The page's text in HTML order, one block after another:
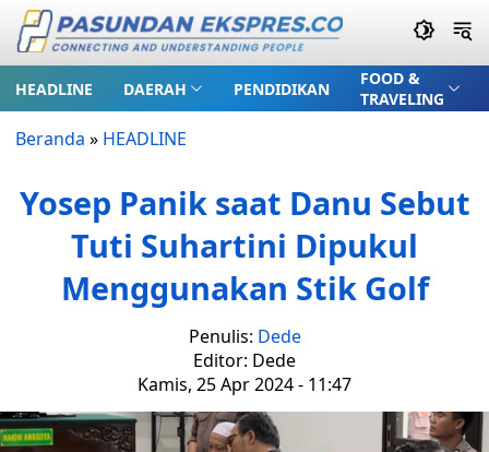
HEADLINE DAERAH PENDIDIKAN
FOOD &
TRAVELING
Beranda » HEADLINE
Yosep Panik saat Danu Sebut
Tuti Suhartini Dipukul
Menggunakan Stik Golf
Penulis: Dede
Editor: Dede
Kamis, 25 Apr 2024 - 11:47